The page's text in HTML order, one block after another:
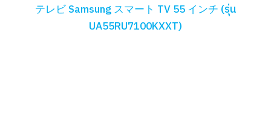
テレビ Samsung スマート TV 55 インチ (รุ่น
UA55RU7100KXXT)